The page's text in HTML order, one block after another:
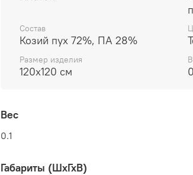
Состав
Козий пух 72%, ПА 28%
Размер изделия
120x120 см
Вес
0.1
Габариты (ШхГхВ)